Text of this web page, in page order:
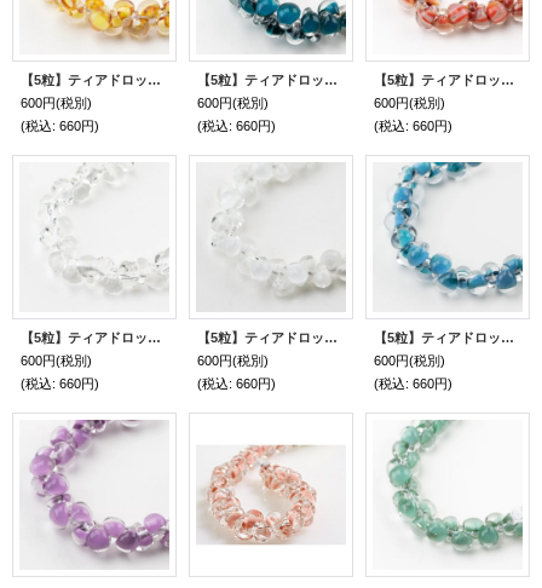
【5粒】ティアドロップビーズ 【Caramel Popcorn】
600円(税別)
(税込: 660円)
【5粒】ティアドロップビーズ 【Dark Aqua】
600円(税別)
(税込: 660円)
【5粒】ティアドロップビーズ 【Grand Canyon】
600円(税別)
(税込: 660円)
【5粒】ティアドロップビーズ 【Clear】
600円(税別)
(税込: 660円)
【5粒】ティアドロップビーズ 【Coconut White】
600円(税別)
(税込: 660円)
【5粒】ティアドロップビーズ 【Dark Sky Blue】
600円(税別)
(税込: 660円)